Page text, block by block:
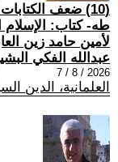
(10) ضعف
لأمين حامد زين
عبدالله الفكي
2026 / 8 / 7
العلمانية، الدين